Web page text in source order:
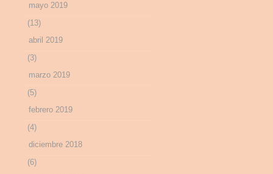
mayo 2019
(13)
abril 2019
(3)
marzo 2019
(5)
febrero 2019
(4)
diciembre 2018
(6)